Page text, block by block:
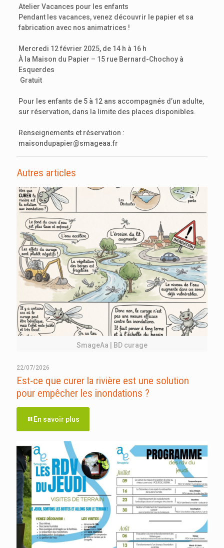
Atelier Vacances pour les enfants
Pendant les vacances, venez découvrir le papier et sa
fabrication avec nos animatrices !
Mercredi 12 février 2025, de 14 h à 16 h
À la Maison du Papier – 15 rue Bernard-Chochoy à
Esquerdes
️ Gratuit
Pour les enfants de 5 à 12 ans accompagnés d’un adulte,
sur réservation, dans la limite des places disponibles.
Renseignements et réservation :
maisondupapier@smageaa.fr
Autres articles
SmageAa | BD curage
22/07/2026
Est-ce que curer la rivière est une solution
pour empêcher les inondations ?
En savoir plus